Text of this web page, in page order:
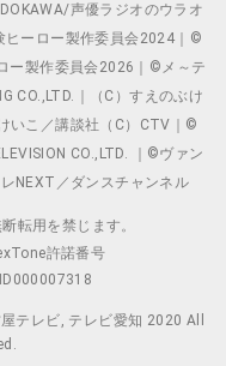
声優ラジオのウラオ
ーロー製作委員会2024｜©
ー製作委員会2026｜©メ～テ
CO.,LTD.｜（C）すえのぶけ
いこ／講談社（C）CTV｜©
CO.,LTD. ｜©ヴァン
NEXT／ダンスチャンネル
転用を禁じます。
許諾番号
ID000007318
テレビ, テレビ愛知 2020 All